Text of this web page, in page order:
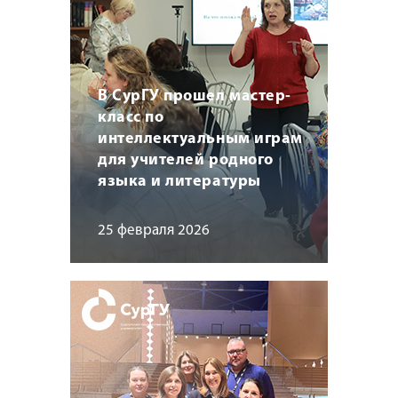
В СурГУ прошел мастер-
класс по
интеллектуальным играм
для учителей родного
языка и литературы
25 февраля 2026